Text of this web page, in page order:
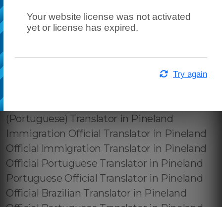
Your website license was not activated
yet or license has expired.
Try again